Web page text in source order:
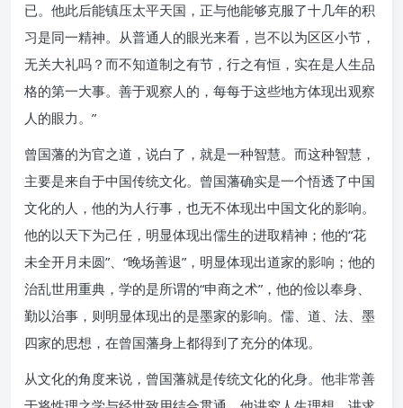
已。他此后能镇压太平天国，正与他能够克服了十几年的积
习是同一精神。从普通人的眼光来看，岂不以为区区小节，
无关大礼吗？而不知道制之有节，行之有恒，实在是人生品
格的第一大事。善于观察人的，每每于这些地方体现出观察
人的眼力。”
曾国藩的为官之道，说白了，就是一种智慧。而这种智慧，
主要是来自于中国传统文化。曾国藩确实是一个悟透了中国
文化的人，他的为人行事，也无不体现出中国文化的影响。
他的以天下为己任，明显体现出儒生的进取精神；他的“花
未全开月未圆”、“晚场善退”，明显体现出道家的影响；他的
治乱世用重典，学的是所谓的“申商之术”，他的俭以奉身、
勤以治事，则明显体现出的是墨家的影响。儒、道、法、墨
四家的思想，在曾国藩身上都得到了充分的体现。
从文化的角度来说，曾国藩就是传统文化的化身。他非常善